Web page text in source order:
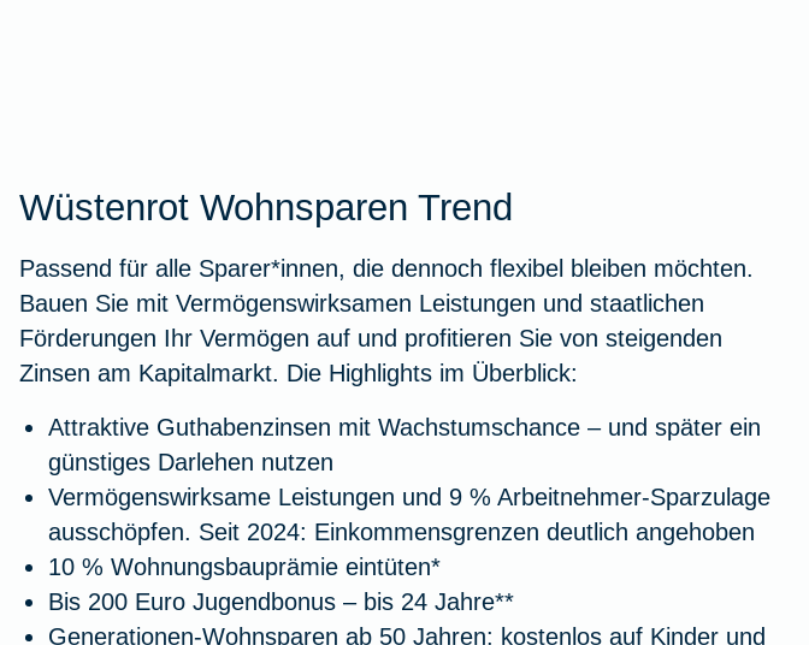
Wüstenrot Wohnsparen Trend
Passend für alle Sparer*innen, die dennoch flexibel bleiben möchten.
Bauen Sie mit Vermögenswirksamen Leistungen und staatlichen
Förderungen Ihr Vermögen auf und profitieren Sie von steigenden
Zinsen am Kapitalmarkt. Die Highlights im Überblick:
Attraktive Guthabenzinsen mit Wachstumschance – und später ein
günstiges Darlehen nutzen
Vermögenswirksame Leistungen und 9 % Arbeitnehmer-Sparzulage
ausschöpfen. Seit 2024: Einkommensgrenzen deutlich angehoben
10 % Wohnungsbauprämie eintüten*
Bis 200 Euro Jugendbonus – bis 24 Jahre**
Generationen-Wohnsparen ab 50 Jahren: kostenlos auf Kinder und